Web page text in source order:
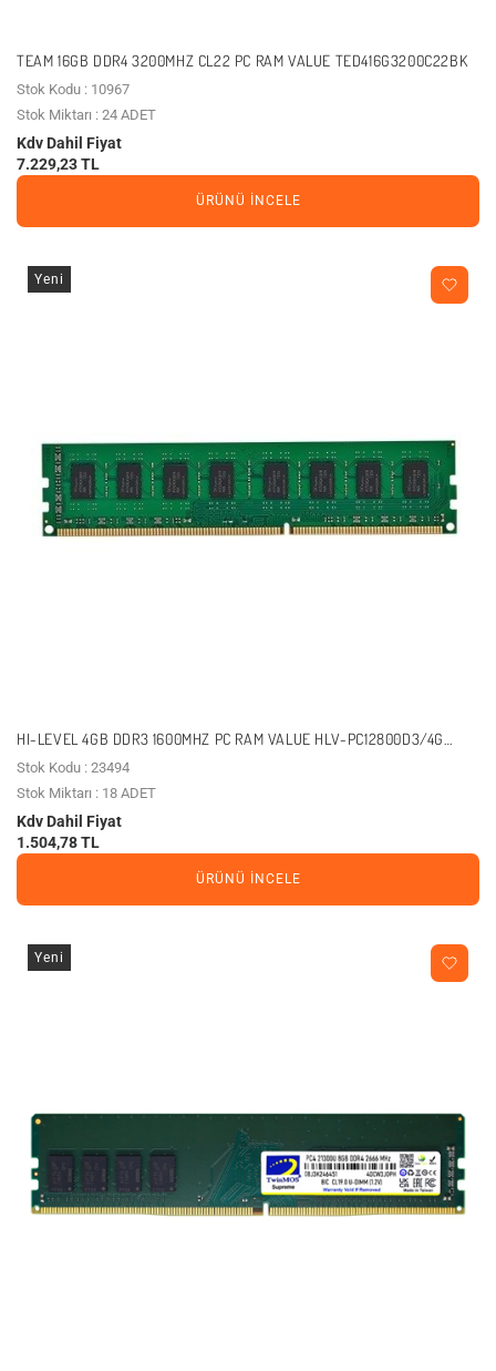
TEAM 16GB DDR4 3200MHZ CL22 PC RAM VALUE TED416G3200C22BK
Stok Kodu : 10967
Stok Miktarı : 24 ADET
Kdv Dahil Fiyat
7.229,23 TL
ÜRÜNÜ İNCELE
Yeni
HI-LEVEL 4GB DDR3 1600MHZ PC RAM VALUE HLV-PC12800D3/4G
1.35V
Stok Kodu : 23494
Stok Miktarı : 18 ADET
Kdv Dahil Fiyat
1.504,78 TL
ÜRÜNÜ İNCELE
Yeni